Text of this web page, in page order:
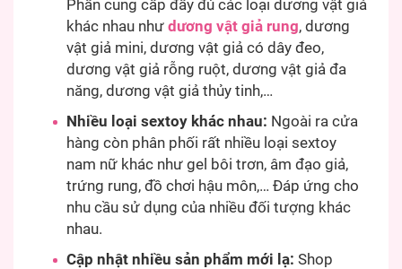
Phấn cung cấp đầy đủ các loại dương vật giả
khác nhau như dương vật giả rung, dương
vật giả mini, dương vật giả có dây đeo,
dương vật giả rỗng ruột, dương vật giả đa
năng, dương vật giả thủy tinh,…
Nhiều loại sextoy khác nhau: Ngoài ra cửa
hàng còn phân phối rất nhiều loại sextoy
nam nữ khác như gel bôi trơn, âm đạo giả,
trứng rung, đồ chơi hậu môn,… Đáp ứng cho
nhu cầu sử dụng của nhiều đối tượng khác
nhau.
Cập nhật nhiều sản phẩm mới lạ: Shop